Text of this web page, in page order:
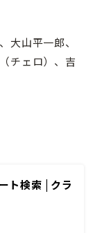
大山平一郎、
チェロ）、吉
ト検索 | クラ